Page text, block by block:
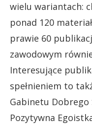
wielu wariantach:
ponad 120
prawie 60
zawodowym
Interesujące
spełnieniem to
Gabinetu Dobrego
Pozytywna